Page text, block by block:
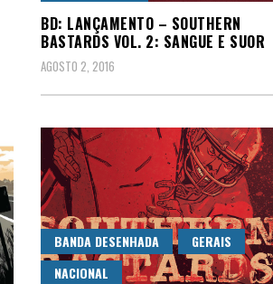
BD: LANÇAMENTO – SOUTHERN
BASTARDS VOL. 2: SANGUE E SUOR
AGOSTO 2, 2016
BANDA DESENHADA
GERAIS
NACIONAL